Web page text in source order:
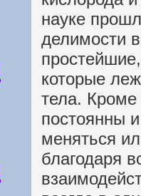
науке
делимости
которые
тела. Кроме
постоянны
меняться
благодаря